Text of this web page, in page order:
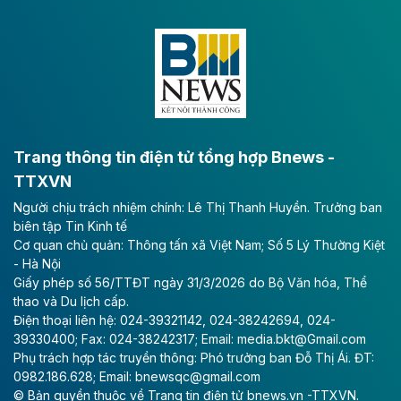
Đông A dài khoảng 25,1 km được kỳ vọng sẽ tạo động
lực phát triển kinh tế - xã hội khu vực phía Nam đồng
Long Thành
Tổng công ty Cảng hàng không Việt Nam - CTCP
(ACV) vừa lập kỷ lục mới về lợi nhuận trong quý
II/2026.
Theo baodautu.vn
Vinaconex lập đỉnh doanh thu
Tổng CTCP Xuất nhập khẩu và Xây dựng Việt Nam
(Vinaconex) đã khép lại nửa đầu năm với doanh thu
thuần gần 7.268 tỷ đồng, tăng 4% so với cùng kỳ và
cũng là mức cao nhất lịch sử hoạt động của doanh
Trang thông tin điện tử tổng hợp Bnews -
TTXVN
Người chịu trách nhiệm chính: Lê Thị Thanh Huyền. Trưởng ban
biên tập Tin Kinh tế
Cơ quan chủ quản: Thông tấn xã Việt Nam; Số 5 Lý Thường Kiệt
- Hà Nội
Giấy phép số 56/TTĐT ngày 31/3/2026 do Bộ Văn hóa, Thể
thao và Du lịch cấp.
Điện thoại liên hệ: 024-39321142, 024-38242694, 024-
39330400; Fax: 024-38242317; Email: media.bkt@Gmail.com
Phụ trách hợp tác truyền thông: Phó trưởng ban Đỗ Thị Ái. ĐT:
0982.186.628; Email: bnewsqc@gmail.com
© Bản quyền thuộc về Trang tin điện tử bnews.vn -TTXVN.